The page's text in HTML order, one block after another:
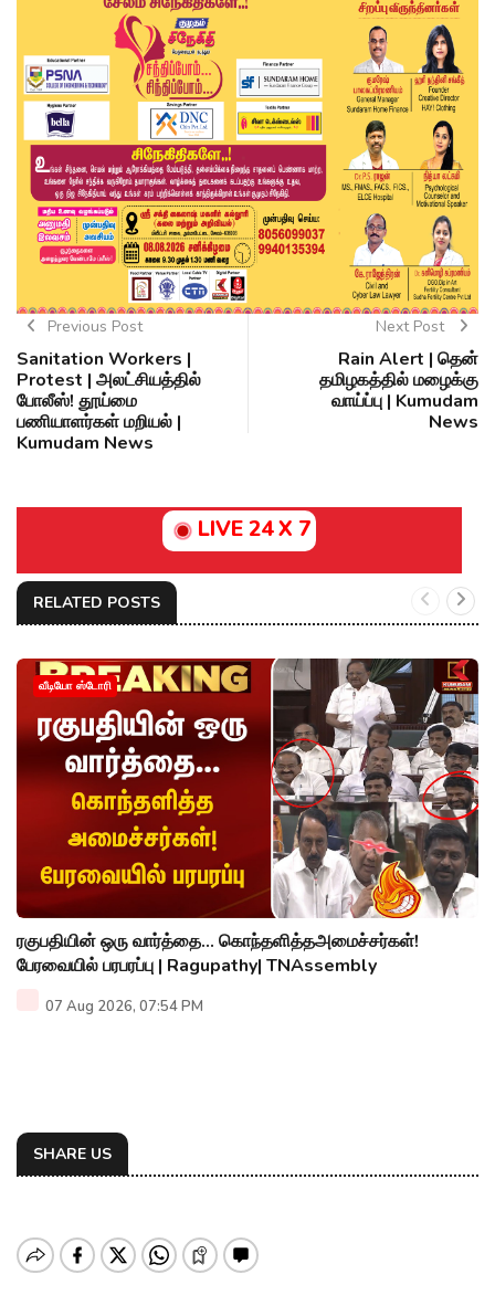
Previous Post
Sanitation Workers |
Protest | அலட்சியத்தில்
போலீஸ்! தூய்மை
பணியாளர்கள் மறியல் |
Kumudam News
Next Post
Rain Alert | தென்
தமிழகத்தில் மழைக்கு
வாய்ப்பு | Kumudam
News
LIVE 24 X 7
RELATED POSTS
வீடியோ ஸ்டோரி
ரகுபதியின் ஒரு வார்த்தை... கொந்தளித்தஅமைச்சர்கள்!
பேரவையில் பரபரப்பு | Ragupathy| TNAssembly
07 Aug 2026, 07:54 PM
SHARE US